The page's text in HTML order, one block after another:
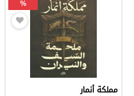
%
مملكة أنمار